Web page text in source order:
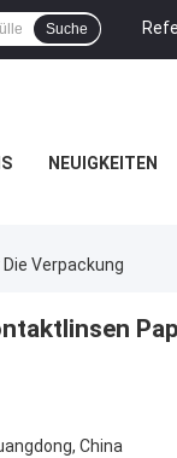
Suche
NEUIGKEITEN
Verpackung
China